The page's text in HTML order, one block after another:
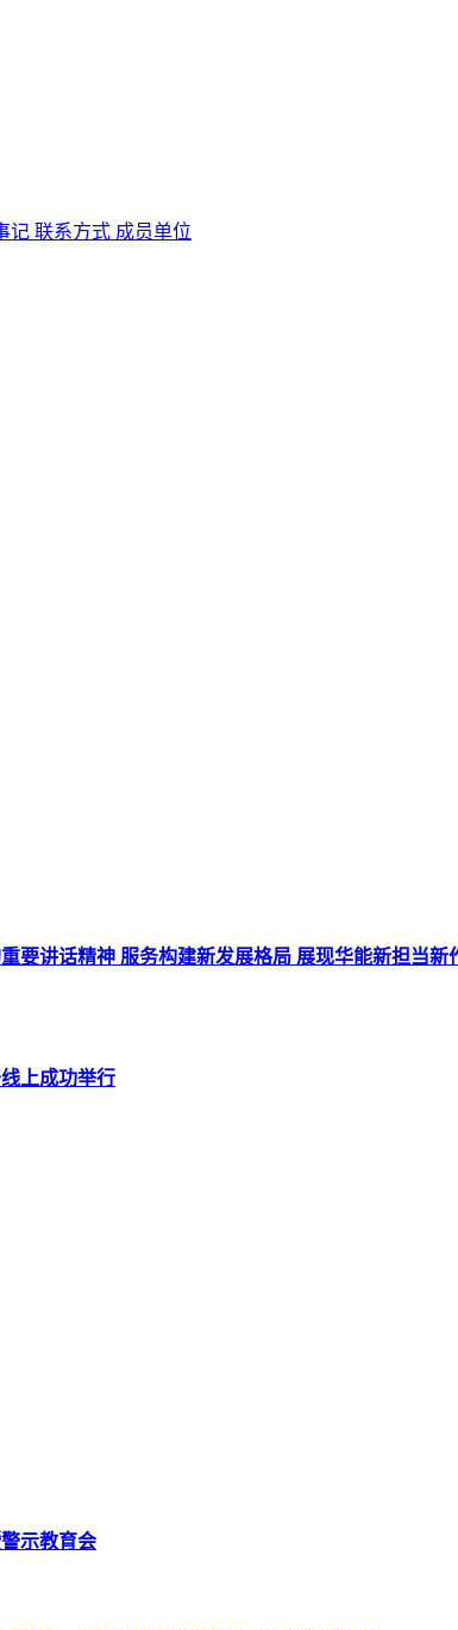
记 联系方式 成员单位
要讲话精神 服务构建新发展格局 展现华能新担当新
上成功举行
示教育会